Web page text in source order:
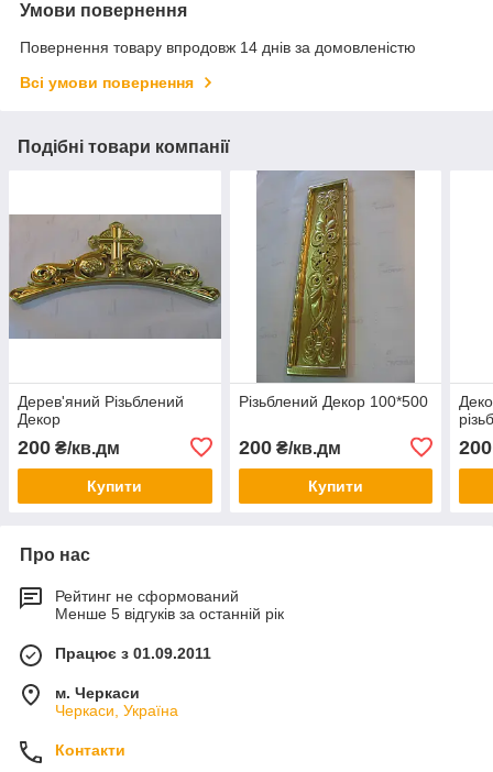
Умови повернення
Повернення товару впродовж 14 днів за домовленістю
Всі умови повернення
Подібні товари компанії
Дерев'яний Різьблений
Декор
200 ₴/кв.дм
Купити
Різьблений Декор 100*500
200₴/кв.дм
Купити
200
Про нас
Рейтинг не сформований
Менше 5 відгуків за останній рік
Працює з 01.09.2011
м. Черкаси
Черкаси, Україна
Контакти